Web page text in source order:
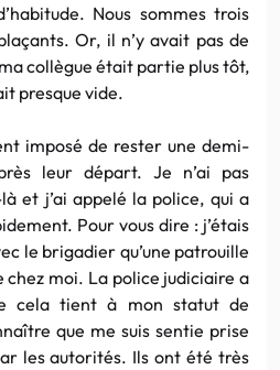
Nous sommes trois
Or, il n’y avait pas de
collègue était partie plus tôt,
presque vide.
imposé de rester une demi-
leur départ. Je n’ai pas
et j’ai appelé la police, qui a
Pour vous dire : j’étais
le brigadier qu’une patrouille
chez moi. La police judiciaire a
cela tient à mon statut de
que me suis sentie prise
les autorités. Ils ont été très